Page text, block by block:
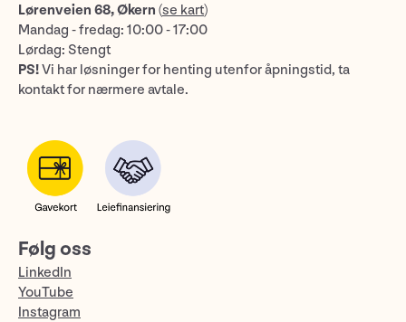
Lørenveien 68, Økern (se kart)
Mandag - fredag: 10:00 - 17:00
Lørdag: Stengt
PS!Vi har løsninger for henting utenfor åpningstid, ta
kontakt for nærmere avtale.
Følg oss
LinkedIn
YouTube
Instagram